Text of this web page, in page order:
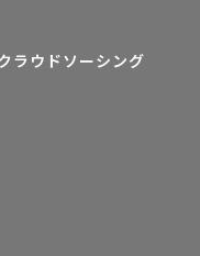
ラウドソーシング